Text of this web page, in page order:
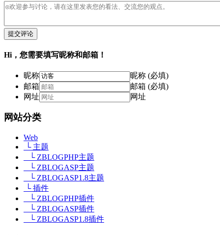
提交评论
Hi，您需要填写昵称和邮箱！
昵称
昵称 (必填)
邮箱
邮箱 (必填)
网址
网址
网站分类
Web
└ 主题
└ ZBLOGPHP主题
└ ZBLOGASP主题
└ ZBLOGASP1.8主题
└ 插件
└ ZBLOGPHP插件
└ ZBLOGASP插件
└ ZBLOGASP1.8插件